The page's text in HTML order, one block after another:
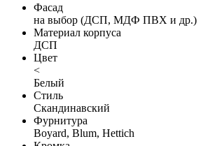
Фасад
на выбор (ДСП, МДФ ПВХ и др.)
Материал корпуса
ДСП
Цвет
<
Белый
Стиль
Скандинавский
Фурнитура
Boyard, Blum, Hettich